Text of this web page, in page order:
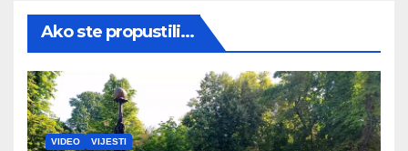
Ako ste propustili...
VIDEO VIJESTI